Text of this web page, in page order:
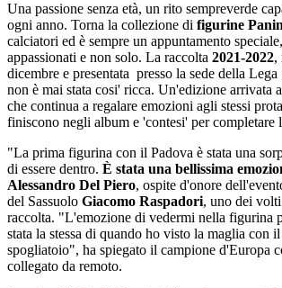
Una passione senza età, un rito sempreverde
ogni anno. Torna la collezione di figurine
calciatori ed è sempre un appuntamento
appassionati e non solo. La raccolta 2021-2022,
dicembre e presentata presso la sede della
non è mai stata cosi' ricca. Un'edizione arrivata
che continua a regalare emozioni agli stessi
finiscono negli album e 'contesi' per completare
"La prima figurina con il Padova è stata una
di essere dentro. È stata una bellissima
Alessandro Del Piero, ospite d'onore
del Sassuolo Giacomo Raspadori, uno dei
raccolta. "L'emozione di vedermi nella figurina
stata la stessa di quando ho visto la maglia con
spogliatoio", ha spiegato il campione d'Europa
collegato da remoto.